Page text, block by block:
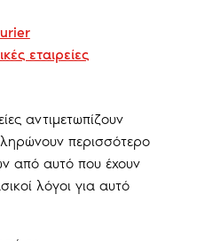
εταιρείες
αντιμετωπίζουν
περισσότερο
από αυτό που έχουν
λόγοι για αυτό